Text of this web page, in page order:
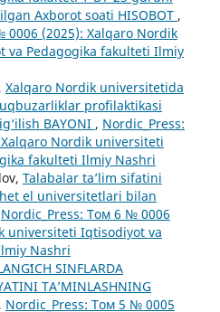
Axborot soati HISOBOT ,
0006 (2025): Xalqaro Nordik
va Pedagogika fakulteti Ilmiy
Xalqaro Nordik universitetida
profilaktikasi
BAYONI , Nordic_Press:
Nordik universiteti
fakulteti Ilmiy Nashri
Talabalar ta’lim sifatini
el universitetlari bilan
Nordic_Press: Том 6 № 0006
universiteti Iqtisodiyot va
Nashri
SINFLARDA
TA’MINLASHNING
, Nordic_Press: Том 5 № 0005